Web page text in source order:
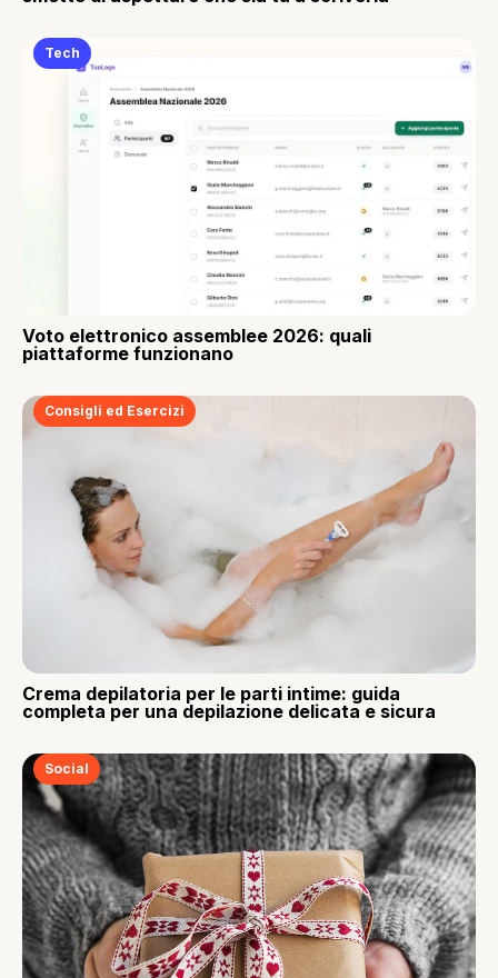
Tech
Voto elettronico assemblee 2026: quali
piattaforme funzionano
Consigli ed Esercizi
Crema depilatoria per le parti intime: guida
completa per una depilazione delicata e sicura
Social